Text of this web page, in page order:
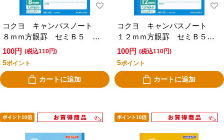
コクヨ キャンパスノート
８ｍｍ方眼罫 セミＢ５
青 ノ－３０Ｓ８
100円 (税込110円)
5ポイント
カートに追加
コクヨ キャンパスノート
１２ｍｍ方眼罫 セミＢ５
青 ノー３０Ｓ１２
100円 (税込110円)
5ポイント
カートに追加